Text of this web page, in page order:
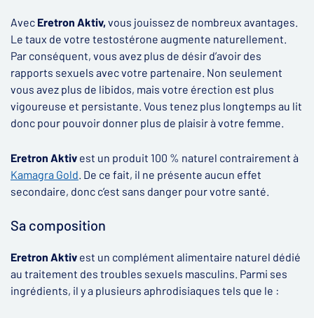
Avec Eretron Aktiv, vous jouissez de nombreux avantages.
Le taux de votre testostérone augmente naturellement.
Par conséquent, vous avez plus de désir d’avoir des
rapports sexuels avec votre partenaire. Non seulement
vous avez plus de libidos, mais votre érection est plus
vigoureuse et persistante. Vous tenez plus longtemps au lit
donc pour pouvoir donner plus de plaisir à votre femme.
Eretron Aktiv est un produit 100 % naturel contrairement à
Kamagra Gold. De ce fait, il ne présente aucun effet
secondaire, donc c’est sans danger pour votre santé.
Sa composition
Eretron Aktiv est un complément alimentaire naturel dédié
au traitement des troubles sexuels masculins. Parmi ses
ingrédients, il y a plusieurs aphrodisiaques tels que le :